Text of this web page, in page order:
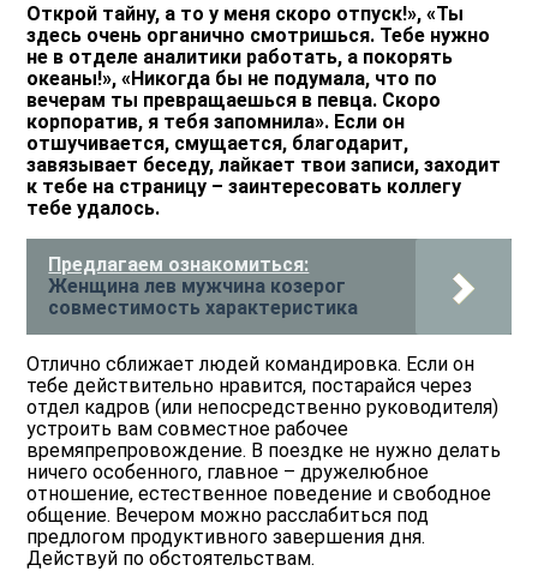
Открой тайну, а то у меня скоро отпуск!», «Ты
здесь очень органично смотришься. Тебе нужно
не в отделе аналитики работать, а покорять
океаны!», «Никогда бы не подумала, что по
вечерам ты превращаешься в певца. Скоро
корпоратив, я тебя запомнила». Если он
отшучивается, смущается, благодарит,
завязывает беседу, лайкает твои записи, заходит
к тебе на страницу – заинтересовать коллегу
тебе удалось.
Предлагаем ознакомиться:
Женщина лев мужчина козерог
совместимость характеристика
Отлично сближает людей командировка. Если он
тебе действительно нравится, постарайся через
отдел кадров (или непосредственно руководителя)
устроить вам совместное рабочее
времяпрепровождение. В поездке не нужно делать
ничего особенного, главное – дружелюбное
отношение, естественное поведение и свободное
общение. Вечером можно расслабиться под
предлогом продуктивного завершения дня.
Действуй по обстоятельствам.